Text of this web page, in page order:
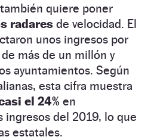
quiere poner
radares de velocidad. El
unos ingresos por
más de un millón y
ayuntamientos. Según
esta cifra muestra
el 24% en
ingresos del 2019, lo que
estatales.